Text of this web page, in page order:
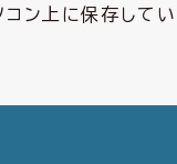
コン上に保存して